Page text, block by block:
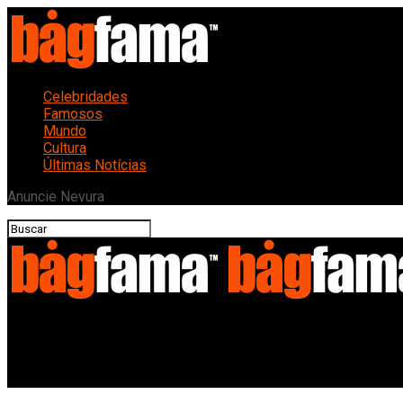
Celebridades
Famosos
Mundo
Cultura
Últimas Notícias
Anuncie Nevura